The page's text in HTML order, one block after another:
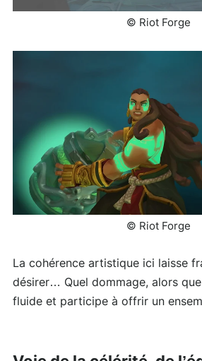
© Riot Forge
© Riot Forge
La cohérence artistique ici laisse
désirer… Quel dommage, alors
fluide et participe à offrir un